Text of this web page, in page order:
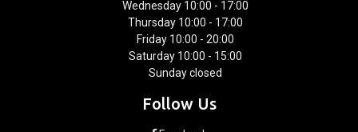
Wednesday 10:00 - 17:00
Thursday 10:00 - 17:00
Friday 10:00 - 20:00
Saturday 10:00 - 15:00
Sunday closed
Follow Us